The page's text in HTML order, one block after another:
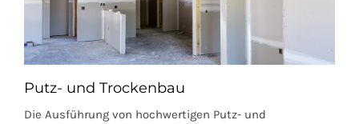
Putz- und Trockenbau
Die Ausführung von hochwertigen Putz- und